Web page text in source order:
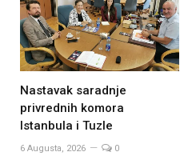
Nastavak saradnje
privrednih komora
Istanbula i Tuzle
6 Augusta, 2026 0